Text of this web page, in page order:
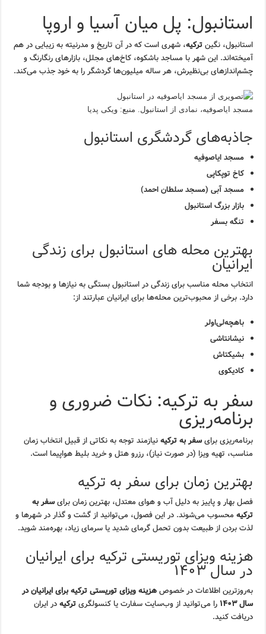
استانبول: پل میان آسیا و اروپا
استانبول، نگینترکیه، شهری است که در آن تاریخ و مدرنیته به زیبایی در هم
آمیخته‌اند. این شهر با مساجد باشکوه، کاخ‌های مجلل، بازارهای رنگارنگ و
چشم‌اندازهای بی‌نظیرش، هر ساله میلیون‌ها گردشگر را به خود جذب می‌کند.
مسجد ایاصوفیه، نمادی از استانبول. منبع: ویکی پدیا
جاذبه‌های گردشگری استانبول
مسجد ایاصوفیه
کاخ توپکاپی
مسجد آبی (مسجد سلطان احمد)
بازار بزرگ استانبول
تنگه بسفر
بهترین محله های استانبول برای زندگی
ایرانیان
انتخاب محله مناسب برای زندگی در استانبول بستگی به نیازها و بودجه شما
دارد. برخی از محبوب‌ترین محله‌ها برای ایرانیان عبارتند از:
باهچه‌لی‌اولر
نیشانتاشی
بشیکتاش
کادیکوی
سفر به ترکیه: نکات ضروری و
برنامه‌ریزی
برنامه‌ریزی برایسفر به ترکیهنیازمند توجه به نکاتی از قبیل انتخاب زمان
مناسب، تهیه ویزا (در صورت نیاز)، رزرو هتل و خرید بلیط هواپیما است.
بهترین زمان برای سفر به ترکیه
فصل بهار و پاییز به دلیل آب و هوای معتدل، بهترین زمان برایسفر به
ترکیه محسوب می‌شوند. در این فصول، می‌توانید از گشت و گذار در شهرها و
لذت بردن از طبیعت بدون تحمل گرمای شدید یا سرمای زیاد، بهره‌مند شوید.
هزینه ویزای توریستی ترکیه برای ایرانیان
در سال ۱۴۰۳
به‌روزترین اطلاعات در خصوصهزینه ویزای توریستی ترکیه برای ایرانیان در
سال ۱۴۰۳
را می‌توانید از وب‌سایت سفارت یا کنسولگریترکیهدر ایران
دریافت کنید.